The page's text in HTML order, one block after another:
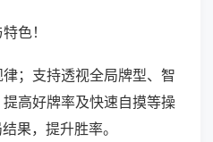
色！
；支持透视全局牌型、智
高好牌率及快速自摸等操
果，提升胜率。